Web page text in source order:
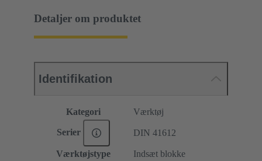
Detaljer om produktet
Identifikation
Kategori Værktøj
Serier DIN 41612
Værktøjstype Indsæt blokke